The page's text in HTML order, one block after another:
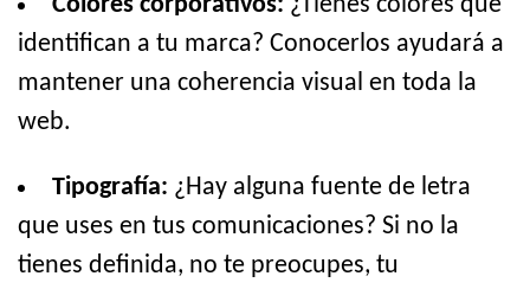
identifican a tu marca? Conocerlos ayudará a
mantener una coherencia visual en toda la
web.
Tipografía: ¿Hay alguna fuente de letra
que uses en tus comunicaciones? Si no la
tienes definida, no te preocupes, tu